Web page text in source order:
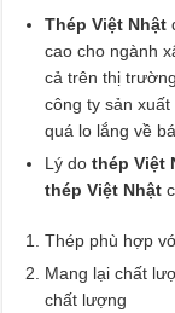
Thép Việt Nhật
cao cho ngành
cả trên thị
công ty sản
quá lo lắng về
Lý dothép Việt
thép Việt Nhật
Thép phù hợp
Mang lại chất
chất lượng